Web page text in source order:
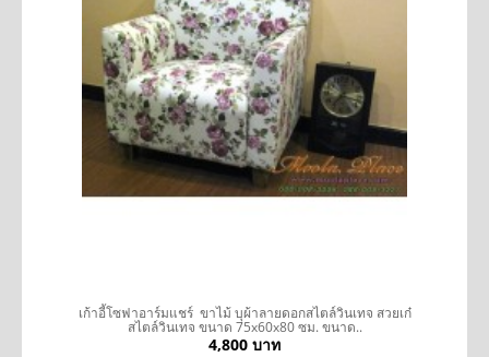
เก้าอี้โซฟาอาร์มแชร์ ขาไม้ บุผ้าลายดอกสไตล์วินเทจ สวยเก๋
สไตล์วินเทจ ขนาด 75x60x80 ซม. ขนาด..
4,800 บาท